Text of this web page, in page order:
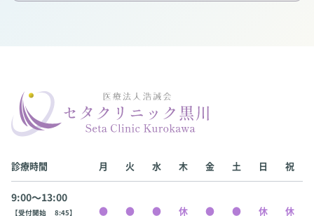
診療時間 月 火 水 木 金 土 日 祝
9:00〜13:00
【受付開始 8:45】